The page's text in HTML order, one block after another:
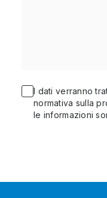
I dati verranno
normativa sulla
le informazioni